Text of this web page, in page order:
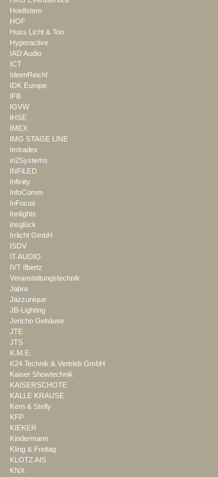
Hoellstern
HOF
Huss Licht & Ton
Hyperactive
IAD Audio
ICT
IdeenReich!
IDK Europe
IFB
IGVW
IHSE
IMEX
IMG STAGE LINE
Imtradex
in2Systems
INFiLED
Infinity
InfoComm
InFocus
Innlights
insglück
Irrlicht GmbH
ISDV
IT AUDIO
IVT Ilbertz
Veranstaltungstechnik
Jabra
Jazzunique
JB-Lighting
Jericho Gehäuse
JTE
JTS
K.M.E.
K24 Technik & Vertrieb GmbH
Kaiser Showtechnik
KAISERSCHOTE
KALLE KRAUSE
Kern & Stelly
KFP
KIEKER
Kindermann
Kling & Freitag
KLOTZ AIS
KNX